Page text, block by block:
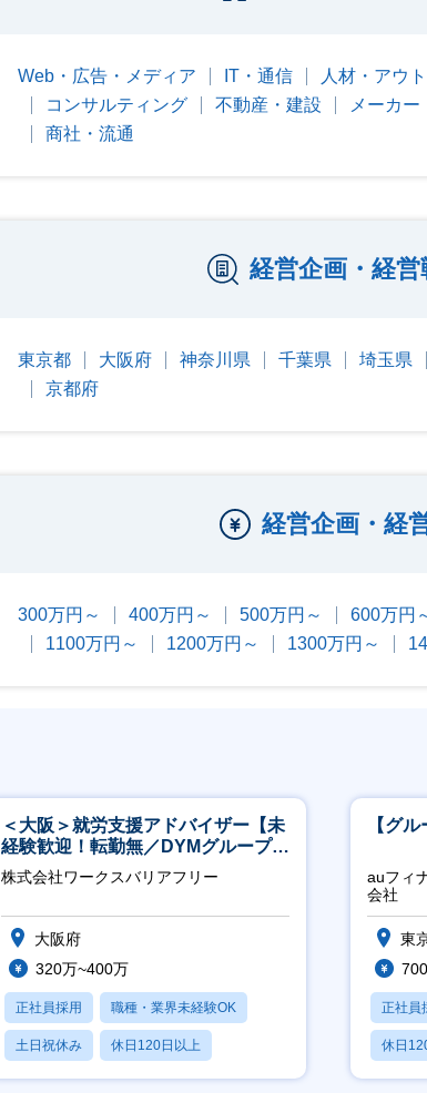
Web・広告・メディア IT・通信 人材・アウ
コンサルティング
不動産・建設 メーカー
商社・流通
経営企画・経
東京都 大阪府 神奈川県 千葉県 埼玉県
京都府
経営企画・経
300万円～ 400万円～ 500万円～ 600万円
1100万円～
1200万円～ 1300万円～
＜大阪＞就労支援アドバイザー【未
経験歓迎！転勤無／DYMグループ／
ホスピタリティ高い方歓迎／土日
祝】
株式会社ワークスバリアフリー
大阪府
320万~400万
正社員採用 職種・業界未経験OK
土日祝休み 休日120日以上
産休・育休あり
【グ
auフィ
会社
東
正社員
休日
賞与あ